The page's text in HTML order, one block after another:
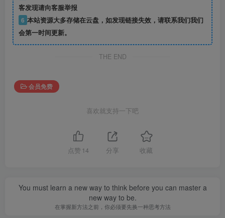
客发现请向客服举报
6 本站资源大多存储在云盘，如发现链接失效，请联系我们我们
会第一时间更新。
THE END
会员免费
喜欢就支持一下吧
点赞 14 分享 收藏
You must learn a new way to think before you can master a
new way to be.
在掌握新方法之前，你必须要先换一种思考方法